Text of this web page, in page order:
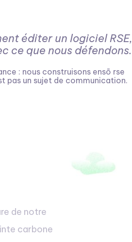
éditer un logiciel RSE,
ce que nous défendons.
: nous construisons ensō rse
pas un sujet de communication.
de notre
carbone